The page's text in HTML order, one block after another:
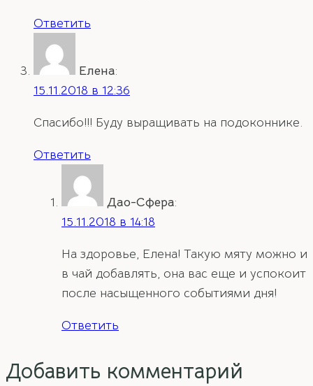
Ответить
Елена:
15.11.2018 в 12:36
Спасибо!!! Буду выращивать на подоконнике.
Ответить
Дао-Сфера:
15.11.2018 в 14:18
На здоровье, Елена! Такую мяту можно и
в чай добавлять, она вас еще и успокоит
после насыщенного событиями дня!
Ответить
Добавить комментарий